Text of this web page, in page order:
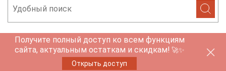
Получите полный доступ ко всем функциям
сайта, актуальным остаткам и скидкам! 🚀✨
Открыть доступ